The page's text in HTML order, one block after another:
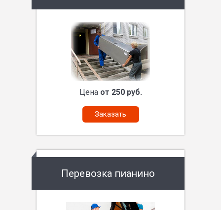
Цена от 250 руб.
Заказать
Перевозка пианино